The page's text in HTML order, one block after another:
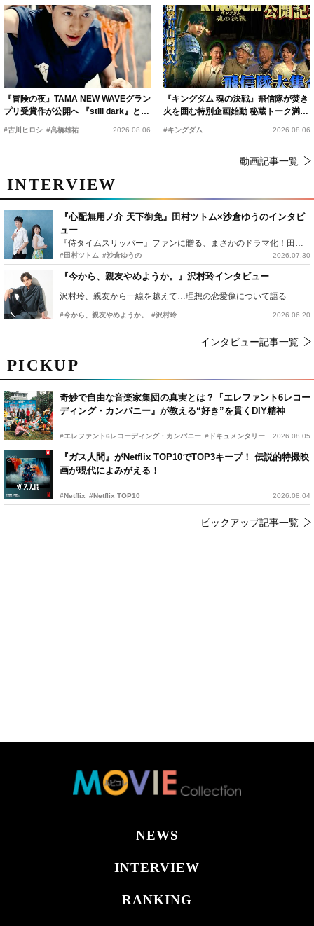
PICKUP
奇妙で自由な音楽家集団の真実とは？『エレファント6レコー
ディング・カンパニー』が教える“好き”を貫くDIY精神
#エレファント6レコーディング・カンパニー #ドキュメンタリー 2026.08.05
『ガス人間』がNetflix TOP10でTOP3キープ！ 伝説的特撮映
画が現代によみがえる！
#Netflix #Netflix TOP10 2026.08.04
ピックアップ記事一覧
『冒険の夜』TAMA NEW WAVEグラン
プリ受賞作が公開へ 『still dark』と同
時上映決定
#古川ヒロシ #髙橋雄祐 2026.08.06
『キングダム 魂の決戦』飛信隊が焚き
火を囲む特別企画始動 秘蔵トーク満載
の“キングダムキャンプ”開催
#キングダム 2026.08.06
動画記事一覧
INTERVIEW
『心配無用ノ介 天下御免』田村ツトム×沙倉ゆうのインタビ
ュー
『侍タイムスリッパー』ファンに贈る、まさかのドラマ化！田村ツトム×沙倉ゆうのが語る『心配無用ノ介』撮影秘話
#田村ツトム #沙倉ゆうの 2026.07.30
『今から、親友やめようか。』沢村玲インタビュー
沢村玲、親友から一線を越えて…理想の恋愛像について語る
#今から、親友やめようか。 #沢村玲 2026.06.20
インタビュー記事一覧
NEWS
INTERVIEW
RANKING